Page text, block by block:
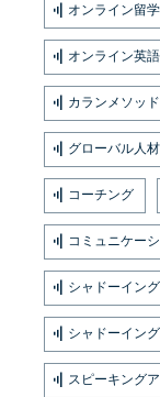
オンライン留学
オンライン英
カランメソッド
グローバル人
コーチング
コミュニケー
シャドーイング
シャドーイン
スピーキング